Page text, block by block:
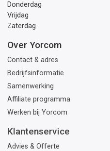
Donderdag
Vrijdag
Zaterdag
Over Yorcom
Contact & adres
Bedrijfsinformatie
Samenwerking
Affiliate programma
Werken bij Yorcom
Klantenservice
Advies & Offerte